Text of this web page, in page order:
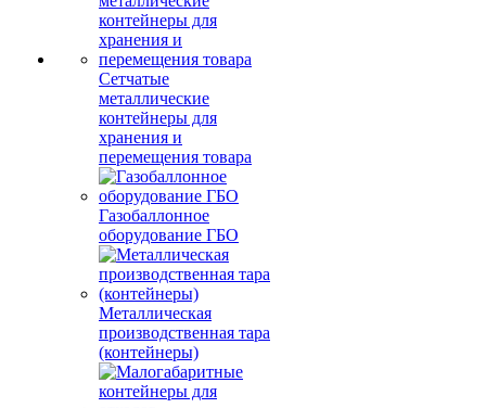
Сетчатые
металлические
контейнеры для
хранения и
перемещения товара
Газобаллонное
оборудование ГБО
Металлическая
производственная тара
(контейнеры)